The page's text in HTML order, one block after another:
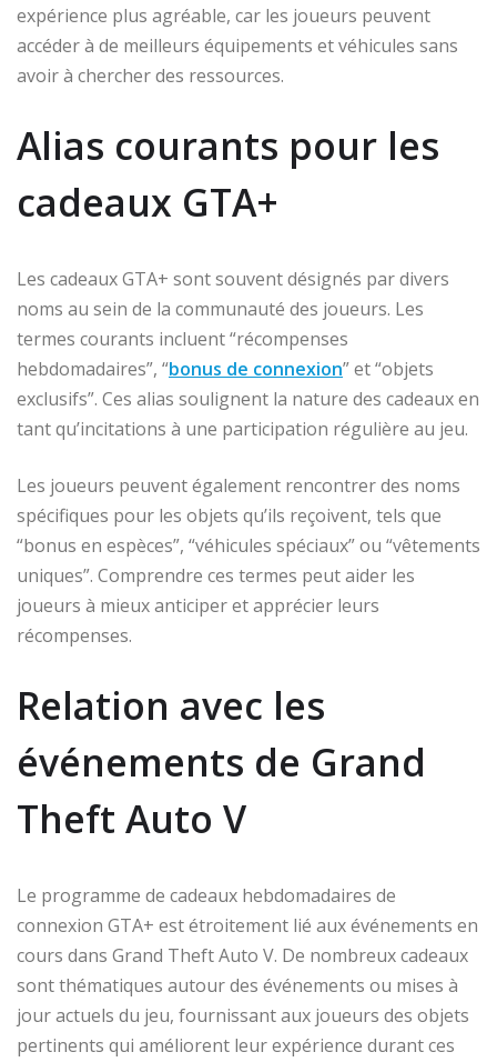
expérience plus agréable, car les joueurs peuvent
accéder à de meilleurs équipements et véhicules sans
avoir à chercher des ressources.
Alias courants pour les
cadeaux GTA+
Les cadeaux GTA+ sont souvent désignés par divers
noms au sein de la communauté des joueurs. Les
termes courants incluent “récompenses
hebdomadaires”, “bonus de connexion” et “objets
exclusifs”. Ces alias soulignent la nature des cadeaux en
tant qu’incitations à une participation régulière au jeu.
Les joueurs peuvent également rencontrer des noms
spécifiques pour les objets qu’ils reçoivent, tels que
“bonus en espèces”, “véhicules spéciaux” ou “vêtements
uniques”. Comprendre ces termes peut aider les
joueurs à mieux anticiper et apprécier leurs
récompenses.
Relation avec les
événements de Grand
Theft Auto V
Le programme de cadeaux hebdomadaires de
connexion GTA+ est étroitement lié aux événements en
cours dans Grand Theft Auto V. De nombreux cadeaux
sont thématiques autour des événements ou mises à
jour actuels du jeu, fournissant aux joueurs des objets
pertinents qui améliorent leur expérience durant ces